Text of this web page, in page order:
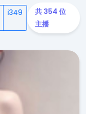
i349
共 354 位
主播